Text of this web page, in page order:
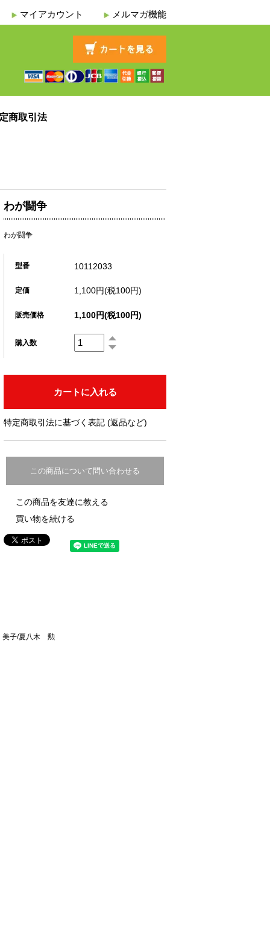
マイアカウント メルマガ機能
商取引法
わが闘争
わが闘争
型番 10112033
定価 1,100円(税100円)
販売価格 1,100円(税100円)
購入数
特定商取引法に基づく表記 (返品など)
この商品について問い合わせる
この商品を友達に教える
買い物を続ける
子/夏八木 勲